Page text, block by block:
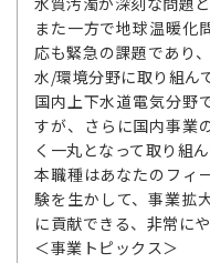
また一方で地球温暖化
応も緊急の課題であり
水/環境分野に取り組ん
国内上下水道電気分野
すが、さらに国内事業
く一丸となって取り組ん
本職種はあなたのフィ
験を生かして、事業拡
に貢献できる、非常に
＜事業トピックス＞